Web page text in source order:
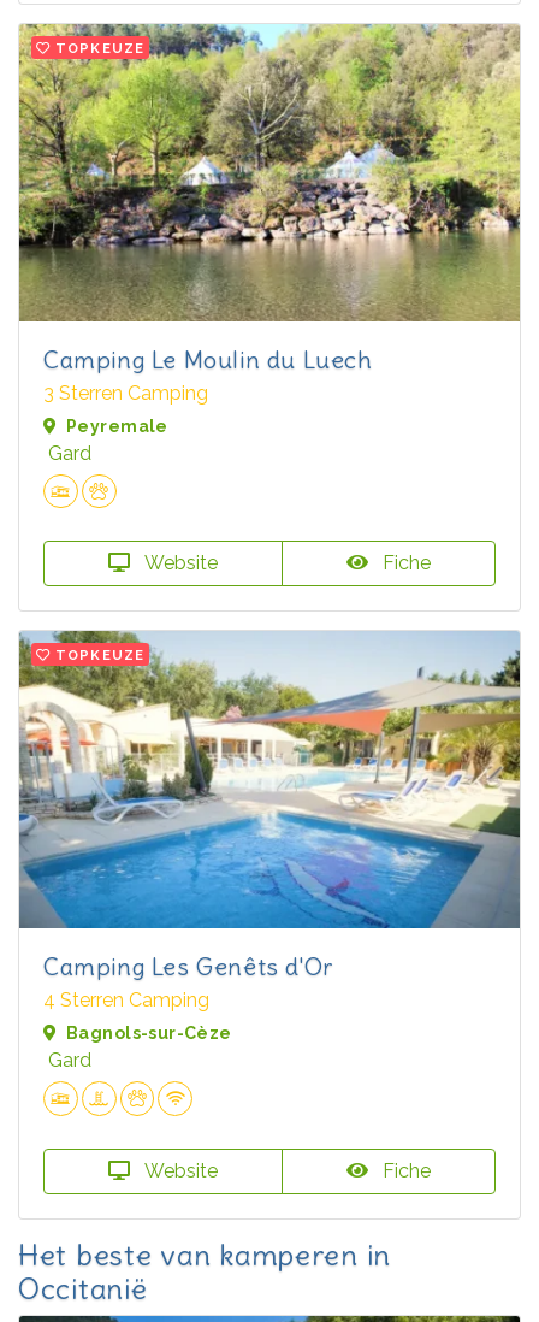
TOPKEUZE
Camping Le Moulin du Luech
3 Sterren Camping
Peyremale
Gard
Website Fiche
TOPKEUZE
Camping Les Genêts d'Or
4 Sterren Camping
Bagnols-sur-Cèze
Gard
Website Fiche
Het beste van kamperen in
Occitanië